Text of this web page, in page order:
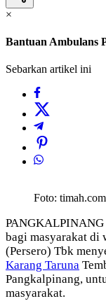
×
Bantuan Ambulans
Sebarkan artikel ini
Foto: timah.com
PANGKALPINANG
bagi masyarakat di
(Persero) Tbk
Karang Taruna
Pangkalpinang,
masyarakat.